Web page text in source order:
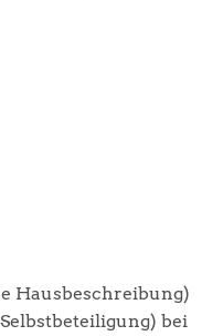
Hausbeschreibung)
bei